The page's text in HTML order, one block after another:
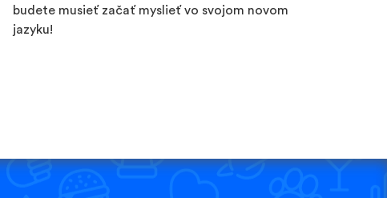
budete musieť začať myslieť vo svojom novom
jazyku!